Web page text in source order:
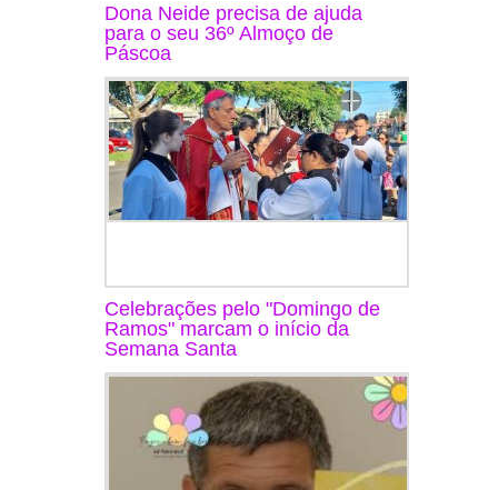
Dona Neide precisa de ajuda
para o seu 36º Almoço de
Páscoa
Celebrações pelo "Domingo de
Ramos" marcam o início da
Semana Santa